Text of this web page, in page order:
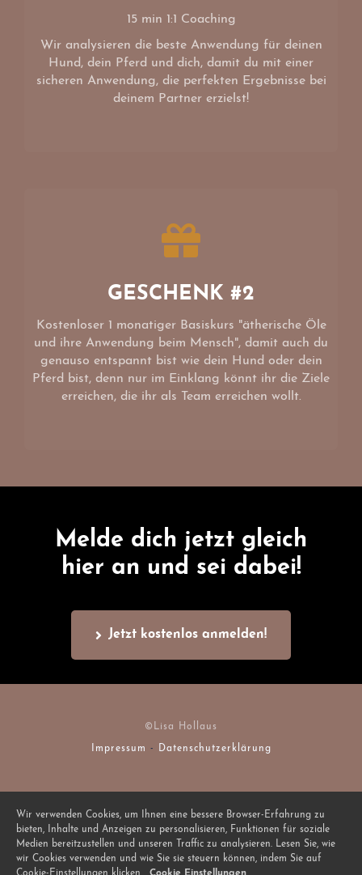
15 min 1:1 Coaching
Wir analysieren die beste Anwendung für deinen
Hund, dein Pferd und dich, damit du mit einer
sicheren Anwendung, die perfekten Ergebnisse bei
deinem Partner erzielst!
GESCHENK #2
Kostenloser 1 monatiger Basiskurs "ätherische Öle
und ihre Anwendung beim Mensch", damit auch du
genauso entspannt bist wie dein Hund oder dein
Pferd bist, denn nur im Einklang könnt ihr die Ziele
erreichen, die ihr als Team erreichen wollt.
Melde dich jetzt gleich
hier an und sei dabei!
Jetzt kostenlos anmelden!
©Lisa Hollaus
Impressum - Datenschutzerklärung
Wir verwenden Cookies, um Ihnen eine bessere Browser-Erfahrung zu
bieten, Inhalte und Anzeigen zu personalisieren, Funktionen für soziale
Medien bereitzustellen und unseren Traffic zu analysieren. Lesen Sie, wie
wir Cookies verwenden und wie Sie sie steuern können, indem Sie auf